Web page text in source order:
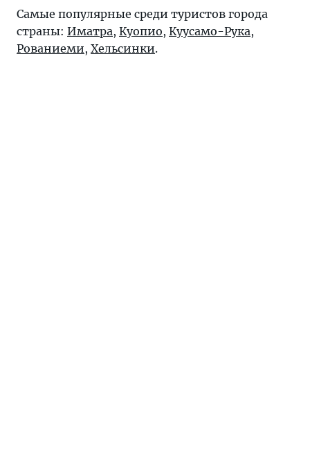
Самые популярные среди туристов города
страны: Иматра, Куопио, Куусамо-Рука,
Рованиеми, Хельсинки.